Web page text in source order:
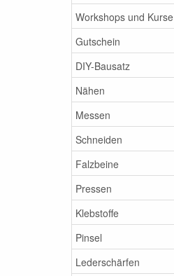
Workshops und Kurse
Gutschein
DIY-Bausatz
Nähen
Messen
Schneiden
Falzbeine
Pressen
Klebstoffe
Pinsel
Lederschärfen